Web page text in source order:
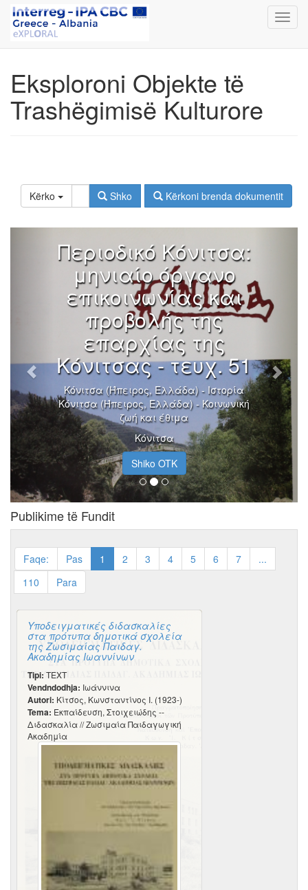
Eksploroni Objekte të
Trashëgimisë Kulturore
Kërko Shko Kërkoni brenda dokumentit
Περιοδικό Κόνιτσα:
μηνιαίο όργανο
επικοινωνίας και
προβολής της
επαρχίας της
Κόνιτσας - τευχ. 51
Κόνιτσα (Ήπειρος, Ελλάδα) - Ιστορία
Κόνιτσα (Ήπειρος, Ελλάδα) - Κοινωνική
ζωή και έθιμα
Κόνιτσα
Shiko OTK
Publikime të Fundit
Faqe: Pas 1 2 3 4 5 6 7
...
110
Para
Υποδειγματικές διδασκαλίες
στα πρότυπα δημοτικά σχολεία
της Ζωσιμαίας Παιδαγ.
Ακαδημίας Ιωαννίνων
Tipi: TEXT
Vendndodhja: Ιωάννινα
Autori: Κίτσος, Κωνσταντίνος Ι. (1923-)
Tema: Εκπαίδευση, Στοιχειώδης --
Διδασκαλία // Ζωσιμαία Παιδαγωγική
Ακαδημία